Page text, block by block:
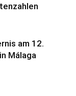
am 12.
Málaga